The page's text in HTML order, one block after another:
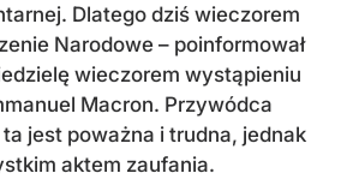
Dlatego dziś wieczorem
Narodowe – poinformował
wieczorem wystąpieniu
Macron. Przywódca
jest poważna i trudna, jednak
aktem zaufania.